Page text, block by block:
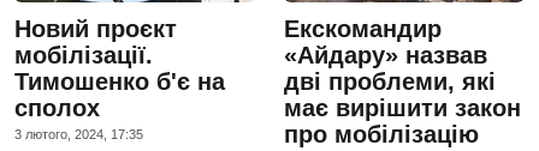
Новий проєкт
мобілізації.
Тимошенко б'є на
сполох
3 лютого, 2024, 17:35
Екскомандир
«Айдару» назвав
дві проблеми, які
має вирішити закон
про мобілізацію